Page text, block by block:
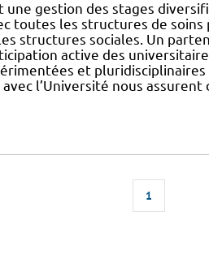
gestion des stages
toutes les structures de soins
structures sociales. Un
active des
et
l’Université nous
1